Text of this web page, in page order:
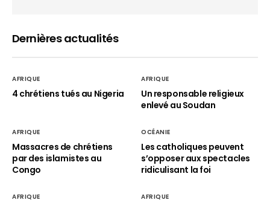
Dernières actualités
AFRIQUE
4 chrétiens tués au Nigeria
AFRIQUE
Un responsable religieux
enlevé au Soudan
AFRIQUE
Massacres de chrétiens
par des islamistes au
Congo
OCÉANIE
Les catholiques peuvent
s’opposer aux spectacles
ridiculisant la foi
AFRIQUE AFRIQUE